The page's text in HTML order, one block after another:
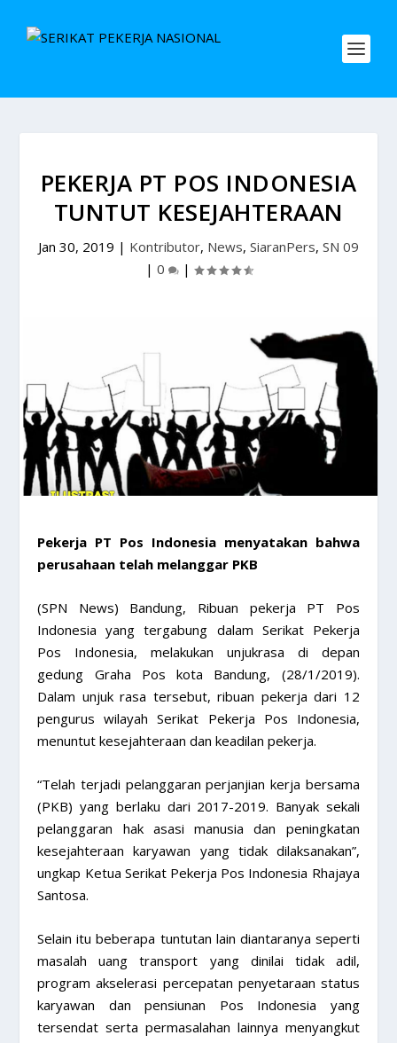
PEKERJA PT POS INDONESIA
TUNTUT KESEJAHTERAAN
Jan 30, 2019 | Kontributor, News, SiaranPers, SN 09
| 0 |
Pekerja PT Pos Indonesia menyatakan bahwa
perusahaan telah melanggar PKB
(SPN News) Bandung, Ribuan pekerja PT Pos
Indonesia yang tergabung dalam Serikat Pekerja
Pos Indonesia, melakukan unjukrasa di depan
gedung Graha Pos kota Bandung, (28/1/2019).
Dalam unjuk rasa tersebut, ribuan pekerja dari 12
pengurus wilayah Serikat Pekerja Pos Indonesia,
menuntut kesejahteraan dan keadilan pekerja.
“Telah terjadi pelanggaran perjanjian kerja bersama
(PKB) yang berlaku dari 2017-2019. Banyak sekali
pelanggaran hak asasi manusia dan peningkatan
kesejahteraan karyawan yang tidak dilaksanakan”,
ungkap Ketua Serikat Pekerja Pos Indonesia Rhajaya
Santosa.
Selain itu beberapa tuntutan lain diantaranya seperti
masalah uang transport yang dinilai tidak adil,
program akselerasi percepatan penyetaraan status
karyawan dan pensiunan Pos Indonesia yang
tersendat serta permasalahan lainnya menyangkut